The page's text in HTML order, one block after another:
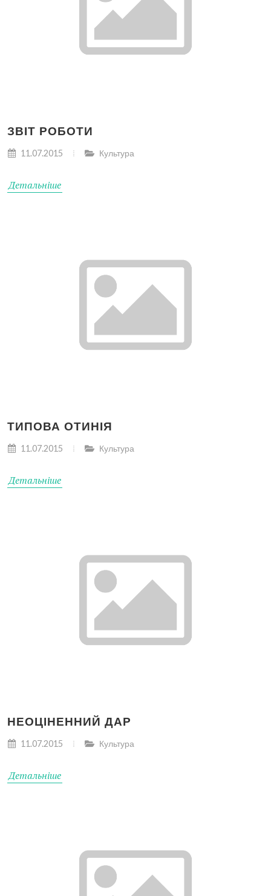
ЗВІТ РОБОТИ
11.07.2015 Культура
Детальніше
ТИПОВА ОТИНІЯ
11.07.2015 Культура
Детальніше
НЕОЦІНЕННИЙ ДАР
11.07.2015 Культура
Детальніше